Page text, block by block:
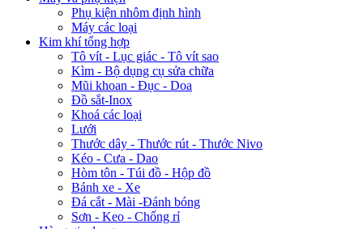
Phụ kiện nhôm định hình
Máy các loại
Kim khí tổng hợp
Tô vít - Lục giác - Tô vít sao
Kìm - Bộ dụng cụ sửa chữa
Mũi khoan - Đục - Doa
Đồ sắt-Inox
Khoá các loại
Lưới
Thước dây - Thước rút - Thước Nivo
Kéo - Cưa - Dao
Hòm tôn - Túi đồ - Hộp đồ
Bánh xe - Xe
Đá cắt - Mài -Đánh bóng
Sơn - Keo - Chống rỉ